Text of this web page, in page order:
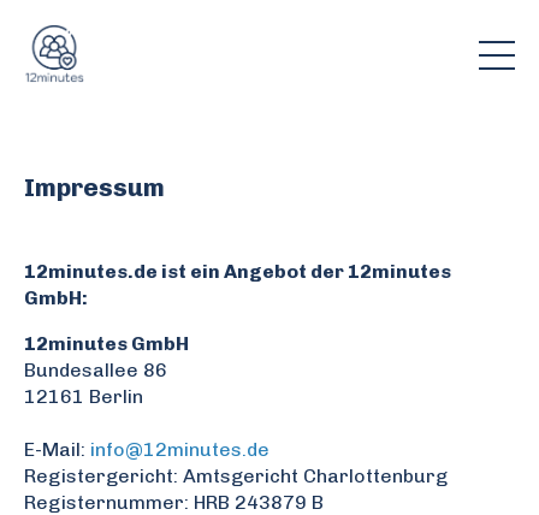
Impressum
12minutes.de ist ein Angebot der 12minutes
GmbH:
12minutes GmbH
Bundesallee 86
12161 Berlin
E-Mail: info@12minutes.de
Registergericht: Amtsgericht Charlottenburg
Registernummer: HRB 243879 B